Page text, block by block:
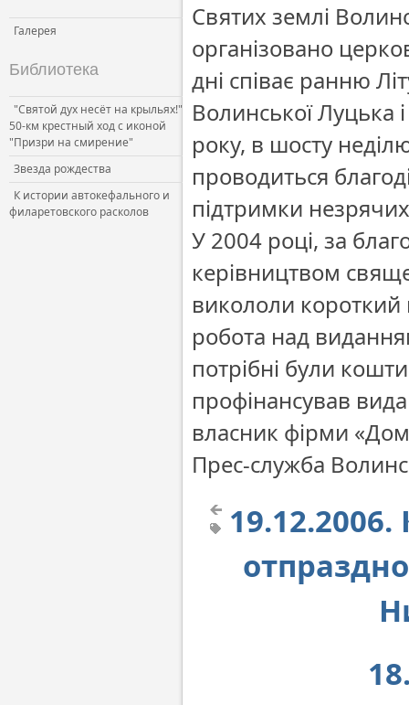
Галерея
Библиотека
"Святой дух несёт на крыльях!"
50-км крестный ход с иконой
"Призри на смирение"
Звезда рождества
К истории автокефального и
филаретовского расколов
Святих землі
організовано
дні співає ранню
Волинської Луцька
року, в шосту
проводиться
підтримки
У 2004 році, за
керівництвом
викололи
робота над
потрібні були
профінансував
власник фірми
Прес-служба